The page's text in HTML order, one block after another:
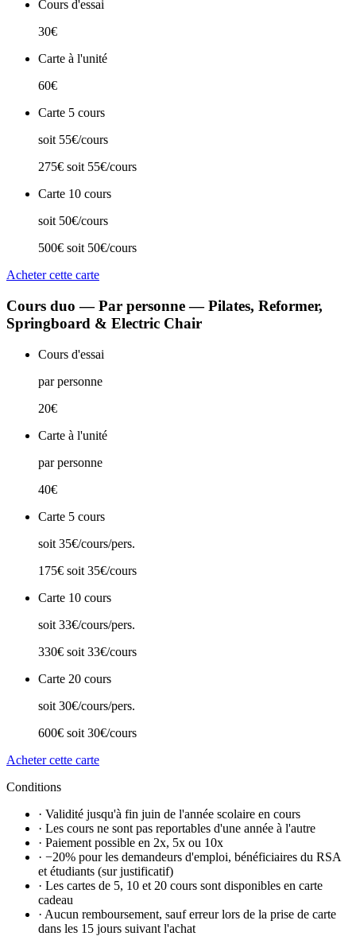
Cours d'essai
30€
Carte à l'unité
60€
Carte 5 cours
soit 55€/cours
275€ soit 55€/cours
Carte 10 cours
soit 50€/cours
500€ soit 50€/cours
Acheter cette carte
Cours duo — Par personne — Pilates, Reformer,
Springboard & Electric Chair
Cours d'essai
par personne
20€
Carte à l'unité
par personne
40€
Carte 5 cours
soit 35€/cours/pers.
175€ soit 35€/cours
Carte 10 cours
soit 33€/cours/pers.
330€ soit 33€/cours
Carte 20 cours
soit 30€/cours/pers.
600€ soit 30€/cours
Acheter cette carte
Conditions
· Validité jusqu'à fin juin de l'année scolaire en cours
· Les cours ne sont pas reportables d'une année à l'autre
· Paiement possible en 2x, 5x ou 10x
· −20% pour les demandeurs d'emploi, bénéficiaires du RSA
et étudiants (sur justificatif)
· Les cartes de 5, 10 et 20 cours sont disponibles en carte
cadeau
· Aucun remboursement, sauf erreur lors de la prise de carte
dans les 15 jours suivant l'achat